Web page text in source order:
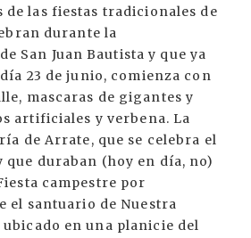
de las fiestas tradicionales de
durante la
San Juan Bautista y que ya
23 de junio, comienza con
mascaras de gigantes y
artificiales y verbena. La
de Arrate, que se celebra el
que duraban (hoy en día, no)
campestre por
el santuario de Nuestra
en una planicie del